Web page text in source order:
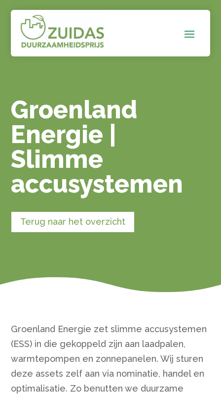
Groenland
Energie |
Slimme
accusystemen
Terug naar het overzicht
Groenland Energie zet slimme accusystemen
(ESS) in die gekoppeld zijn aan laadpalen,
warmtepompen en zonnepanelen. Wij sturen
deze assets zelf aan via nominatie, handel en
optimalisatie. Zo benutten we duurzame